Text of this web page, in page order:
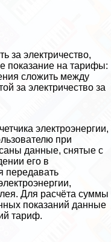
за электричество,
показание на тарифы:
сложить между
за электричество за
электроэнергии,
при
данные, снятые с
его в
передавать
Для расчёта суммы
показаний данные
тариф.